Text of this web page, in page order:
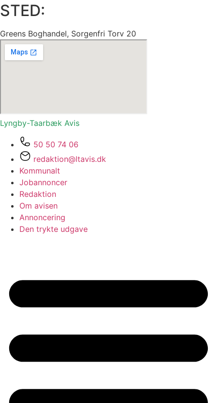
STED:
Greens Boghandel, Sorgenfri Torv 20
Lyngby-Taarbæk Avis
50 50 74 06
redaktion@ltavis.dk
Kommunalt
Jobannoncer
Redaktion
Om avisen
Annoncering
Den trykte udgave